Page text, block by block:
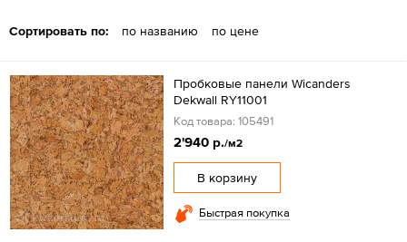
Сортировать по: по названию по цене
Пробковые панели Wicanders
Dekwall RY11001
Код товара: 105491
2'940 р./м2
В корзину
Быстрая покупка